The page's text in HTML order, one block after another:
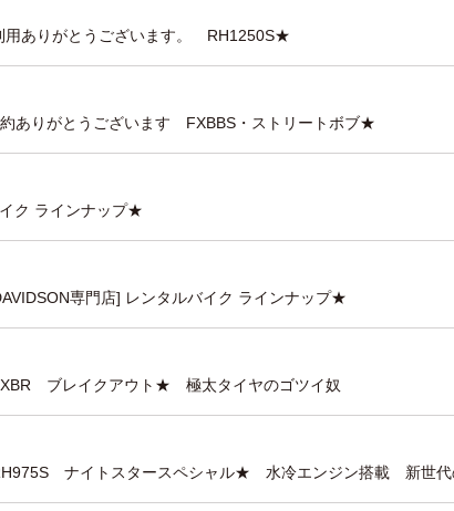
ありがとうございます。 RH1250S★
りがとうございます FXBBS・ストリートボブ★
ク ラインナップ★
専門店] レンタルバイク ラインナップ★
ブレイクアウト★ 極太タイヤのゴツイ奴
ナイトスタースペシャル★ 水冷エンジン搭載 新世代